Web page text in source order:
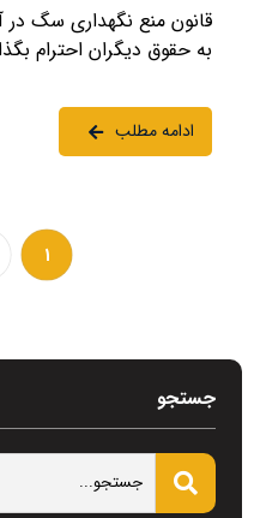
به حقوق دیگران احترام
ادامه مطلب
1
جستجو